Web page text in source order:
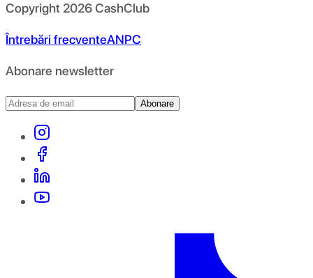
Copyright 2026CashClub
Întrebări frecventeANPC
Abonare newsletter
Abonare